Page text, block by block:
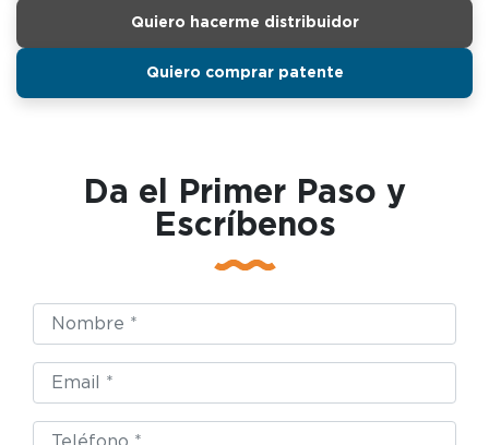
Quiero hacerme distribuidor
Quiero comprar patente
Da el Primer Paso y
Escríbenos